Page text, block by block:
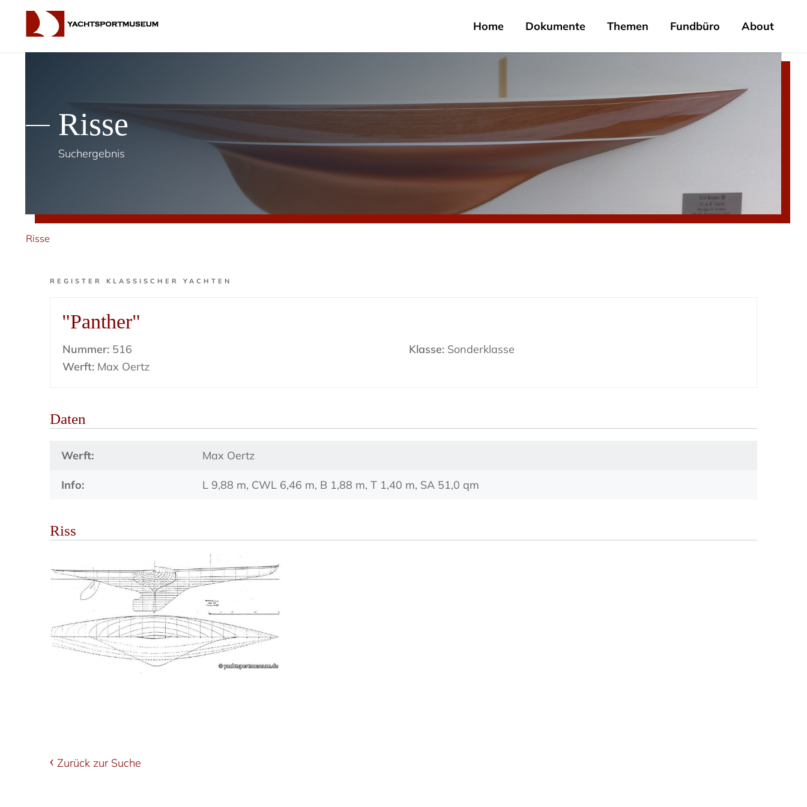
Home Dokumente Themen Fundbüro About
Risse
Suchergebnis
Risse
REGISTER KLASSISCHER YACHTEN
"Panther"
Nummer: 516 Klasse:Sonderklasse
Werft: Max Oertz
Daten
Werft: Max Oertz
Info: L 9,88 m, CWL 6,46 m, B 1,88 m, T 1,40 m, SA 51,0 qm
Riss
Zurück zur Suche